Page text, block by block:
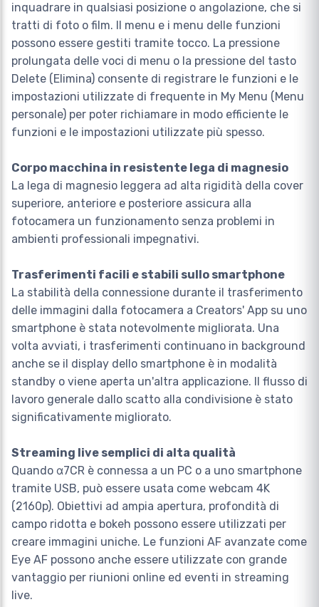
inquadrare in qualsiasi posizione o angolazione, che si
tratti di foto o film. Il menu e i menu delle funzioni
possono essere gestiti tramite tocco. La pressione
prolungata delle voci di menu o la pressione del tasto
Delete (Elimina) consente di registrare le funzioni e le
impostazioni utilizzate di frequente in My Menu (Menu
personale) per poter richiamare in modo efficiente le
funzioni e le impostazioni utilizzate più spesso.
Corpo macchina in resistente lega di magnesio
La lega di magnesio leggera ad alta rigidità della cover
superiore, anteriore e posteriore assicura alla
fotocamera un funzionamento senza problemi in
ambienti professionali impegnativi.
Trasferimenti facili e stabili sullo smartphone
La stabilità della connessione durante il trasferimento
delle immagini dalla fotocamera a Creators' App su uno
smartphone è stata notevolmente migliorata. Una
volta avviati, i trasferimenti continuano in background
anche se il display dello smartphone è in modalità
standby o viene aperta un'altra applicazione. Il flusso di
lavoro generale dallo scatto alla condivisione è stato
significativamente migliorato.
Streaming live semplici di alta qualità
Quando α7CR è connessa a un PC o a uno smartphone
tramite USB, può essere usata come webcam 4K
(2160p). Obiettivi ad ampia apertura, profondità di
campo ridotta e bokeh possono essere utilizzati per
creare immagini uniche. Le funzioni AF avanzate come
Eye AF possono anche essere utilizzate con grande
vantaggio per riunioni online ed eventi in streaming
live.